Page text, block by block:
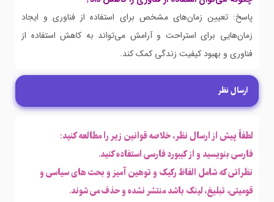
پاسخ: تعیین زمان‌های مشخص برای استفاده از فناوری و ایجاد
زمان‌هایی برای استراحت و آرامش می‌تواند به کاهش استفاده از
فناوری و بهبود کیفیت زندگی کمک کند.
ارسال نظر
لطفاً پیش از ارسال نظر، خلاصه قوانین زیر را مطالعه کنید:
فارسی بنویسید و از کیبورد فارسی استفاده کنید.
نظراتی که شامل الفاظ رکیک و توهین آمیز و بحث های سیاسی و
قومیتی، تبلیغ، لینک باشد منتشر نشده و حذف می شوند.